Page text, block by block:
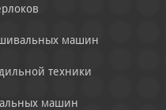
машин
техники
машин